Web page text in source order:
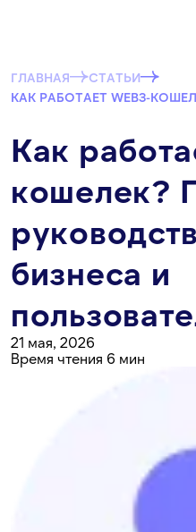
ГЛАВНАЯ
СТАТЬИ
Как
кошелек?
бизнеса и
21 мая, 2026
Время чтения 6 мин